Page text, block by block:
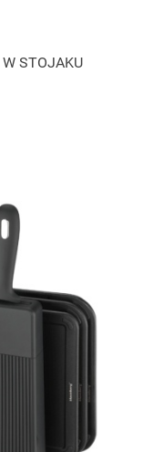
W STOJAKU